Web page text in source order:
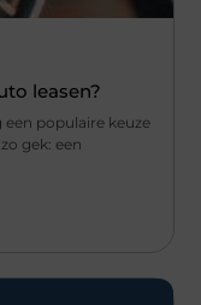
leasen?
populaire keuze
gek: een